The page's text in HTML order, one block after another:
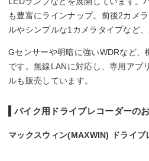
も豊富にラインナップ。前後2カメ
ルやシンプルな1カメラタイプなど
Gセンサーや明暗に強いWDRなど、
です。無線LANに対応し、専用アプ
ルも販売しています。
バイク用ドライブレコーダーの
マックスウィン(MAXWIN) ドライ